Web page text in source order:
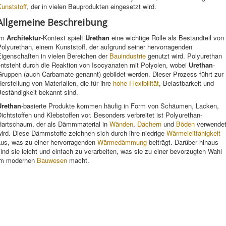
, der in vielen Bauprodukten eingesetzt wird.
Beschreibung
Architektur-Kontext spielt Urethan eine wichtige Rolle als Bestandteil von
einem Kunststoff, der aufgrund seiner hervorragenden
in vielen Bereichen der Bauindustrie genutzt wird. Polyurethan
durch die Reaktion von Isocyanaten mit Polyolen, wobei Urethan-
(auch Carbamate genannt) gebildet werden. Dieser Prozess führt zur
von Materialien, die für ihre hohe Flexibilität, Belastbarkeit und
bekannt sind.
-basierte Produkte kommen häufig in Form von Schäumen, Lacken,
und Klebstoffen vor. Besonders verbreitet ist Polyurethan-
der als Dämmmaterial in Wänden, Dächern und Böden verwendet
Diese Dämmstoffe zeichnen sich durch ihre niedrige Wärmeleitfähigkeit
was zu einer hervorragenden Wärmedämmung beiträgt. Darüber hinaus
sie leicht und einfach zu verarbeiten, was sie zu einer bevorzugten Wahl
modernen Bauwesen macht.